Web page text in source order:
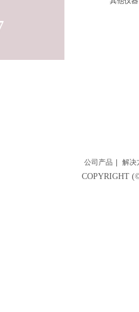
公司产品 解决
COPYRIGHT